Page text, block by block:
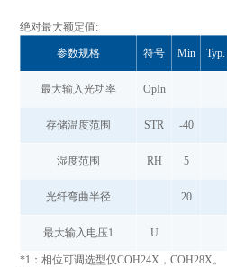
绝对最大额定值:
参数规格 符号 Min Typ.
最大输入光功率 OpIn
存储温度范围 STR -40
湿度范围 RH 5
光纤弯曲半径 20
最大输入电压1 U
*1：相位可调选型仅COH24X，COH28X。